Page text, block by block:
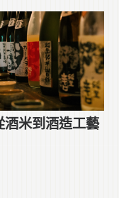
酒米到酒造工藝